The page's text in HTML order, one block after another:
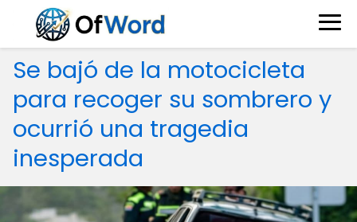
Se bajó de la motocicleta
para recoger su sombrero y
ocurrió una tragedia
inesperada